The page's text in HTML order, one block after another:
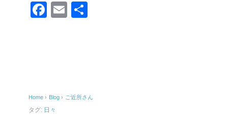
F
o
o
E
Home › Blog › ご近所さん
タグ: 日々